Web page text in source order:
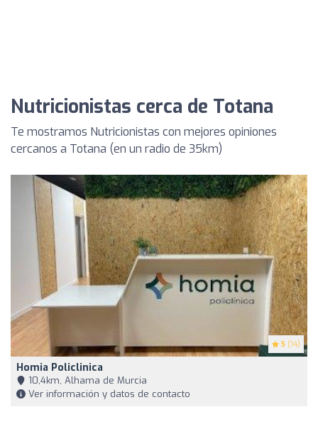
Nutricionistas cerca de Totana
Te mostramos Nutricionistas con mejores opiniones
cercanos a Totana (en un radio de 35km)
5 (14)
Homia Policlinica
10,4km, Alhama de Murcia
Ver información y datos de contacto